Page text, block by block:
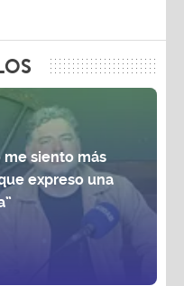
me siento más
expreso una